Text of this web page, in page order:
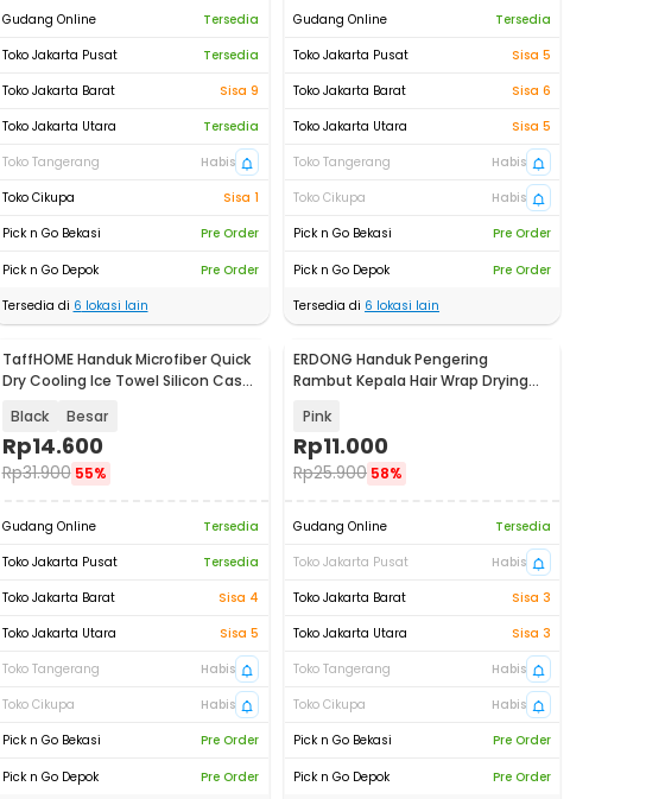
Gudang Online
Tersedia
Toko Jakarta Pusat
Tersedia
Toko Jakarta Barat
Sisa 9
Toko Jakarta Utara
Tersedia
Toko Tangerang
Habis
Toko Cikupa
Sisa 1
Pick n Go Bekasi
Pre Order
Pick n Go Depok
Pre Order
Tersedia di 6 lokasi lain
Gudang Online
Tersedia
Toko Jakarta Pusat
Sisa 5
Toko Jakarta Barat
Sisa 6
Toko Jakarta Utara
Sisa 5
Toko Tangerang
Habis
Toko Cikupa
Habis
Pick n Go Bekasi
Pre Order
Pick n Go Depok
Pre Order
Tersedia di 6 lokasi lain
TaffHOME Handuk Microfiber Quick
Dry Cooling Ice Towel Silicon Case
Black Besar
Rp14.600
Rp31.900 55%
Gudang Online
Tersedia
Toko Jakarta Pusat
Tersedia
Toko Jakarta Barat
Sisa 4
Toko Jakarta Utara
Sisa 5
Toko Tangerang
Habis
Toko Cikupa
Habis
Pick n Go Bekasi
Pre Order
Pick n Go Depok Pre Order
ERDONG Handuk Pengering
Rambut Kepala Hair Wrap Drying
Pink
Rp11.000
Rp25.900 58%
Gudang Online
Tersedia
Toko Jakarta Pusat
Habis
Toko Jakarta Barat
Sisa 3
Toko Jakarta Utara
Sisa 3
Toko Tangerang
Habis
Toko Cikupa
Habis
Pick n Go Bekasi
Pre Order
Pick n Go Depok Pre Order